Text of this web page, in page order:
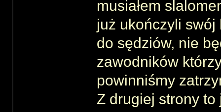
musiałem
już ukończyli
do sędziów, nie
zawodników
powinniśmy
Z drugiej strony